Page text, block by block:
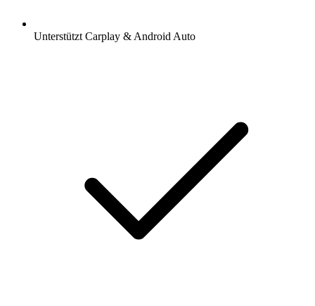
Unterstützt Carplay & Android Auto